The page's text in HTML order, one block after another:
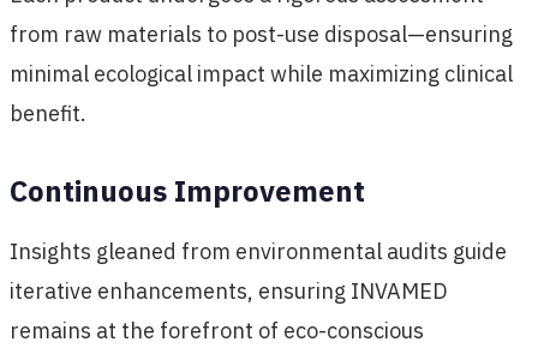
from raw materials to post-use disposal—ensuring
minimal ecological impact while maximizing clinical
benefit.
Continuous Improvement
Insights gleaned from environmental audits guide
iterative enhancements, ensuring INVAMED
remains at the forefront of eco-conscious